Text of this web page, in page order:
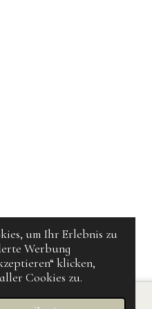
um Ihr Erlebnis zu
Werbung
klicken,
Cookies zu.